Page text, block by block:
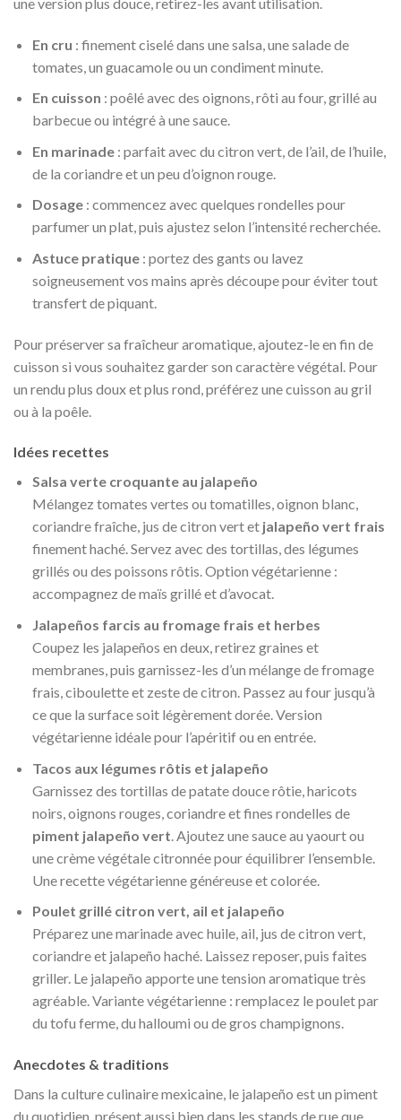
En cru : finement ciselé dans une salsa, une salade de
tomates, un guacamole ou un condiment minute.
En cuisson : poêlé avec des oignons, rôti au four, grillé au
barbecue ou intégré à une sauce.
En marinade: parfait avec du citron vert, de l’ail, de l’huile,
de la coriandre et un peu d’oignon rouge.
Dosage: commencez avec quelques rondelles pour
parfumer un plat, puis ajustez selon l’intensité recherchée.
Astuce pratique: portez des gants ou lavez
soigneusement vos mains après découpe pour éviter tout
transfert de piquant.
Pour préserver sa fraîcheur aromatique, ajoutez-le en fin de
cuisson si vous souhaitez garder son caractère végétal. Pour
un rendu plus doux et plus rond, préférez une cuisson au gril
ou à la poêle.
Idées recettes
Salsa verte croquante au jalapeño
Mélangez tomates vertes ou tomatilles, oignon blanc,
coriandre fraîche, jus de citron vert et jalapeño vert frais
finement haché. Servez avec des tortillas, des légumes
grillés ou des poissons rôtis. Option végétarienne :
accompagnez de maïs grillé et d’avocat.
Jalapeños farcis au fromage frais et herbes
Coupez les jalapeños en deux, retirez graines et
membranes, puis garnissez-les d’un mélange de fromage
frais, ciboulette et zeste de citron. Passez au four jusqu’à
ce que la surface soit légèrement dorée. Version
végétarienne idéale pour l’apéritif ou en entrée.
Tacos aux légumes rôtis et jalapeño
Garnissez des tortillas de patate douce rôtie, haricots
noirs, oignons rouges, coriandre et fines rondelles de
piment jalapeño vert . Ajoutez une sauce au yaourt ou
une crème végétale citronnée pour équilibrer l’ensemble.
Une recette végétarienne généreuse et colorée.
Poulet grillé citron vert, ail et jalapeño
Préparez une marinade avec huile, ail, jus de citron vert,
coriandre et jalapeño haché. Laissez reposer, puis faites
griller. Le jalapeño apporte une tension aromatique très
agréable. Variante végétarienne : remplacez le poulet par
du tofu ferme, du halloumi ou de gros champignons.
Anecdotes & traditions
Dans la culture culinaire mexicaine, le jalapeño est un piment
du quotidien, présent aussi bien dans les stands de rue que